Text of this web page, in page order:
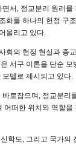
서, 정교분리 원리
를 하나의 헌정 구
올리고 있다.
의 헌정 현실과 종
서구 이론을 단순
델로 제시되고 있다.
로잡으며, 정교분
떠한 위치와 역할
학도, 그리고 국가